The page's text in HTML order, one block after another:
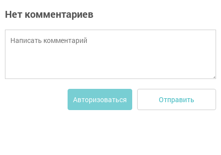
Нет комментариев
Авторизоваться Отправить